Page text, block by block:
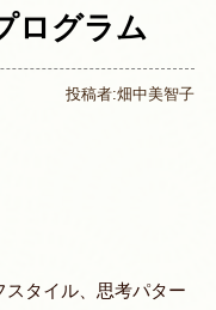
ログラム
投稿者:畑中美智子
タイル、思考パター